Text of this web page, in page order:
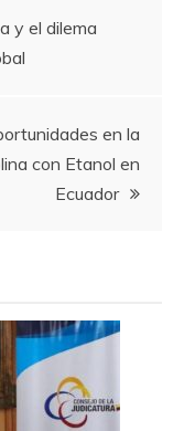
y el dilema
en la
con Etanol en
Ecuador